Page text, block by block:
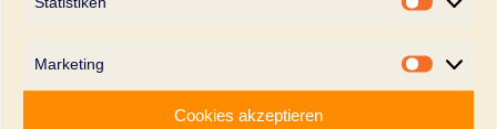
Marketing
Cookies akzeptieren
erfolgreich Konsumenten von der eigenen Leistungsfähigkeit
zu überzeugen, sind Unternehmen gefordert die stetigen
Veränderungen in den Konsumentenpräferenzen schnell zu